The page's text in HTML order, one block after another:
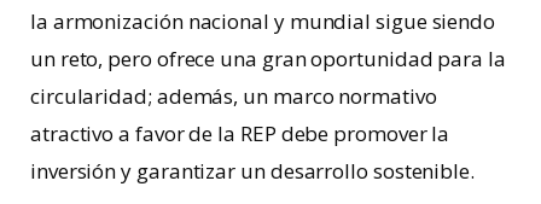
la armonización nacional y mundial sigue siendo
un reto, pero ofrece una gran oportunidad para la
circularidad; además, un marco normativo
atractivo a favor de la REP debe promover la
inversión y garantizar un desarrollo sostenible.